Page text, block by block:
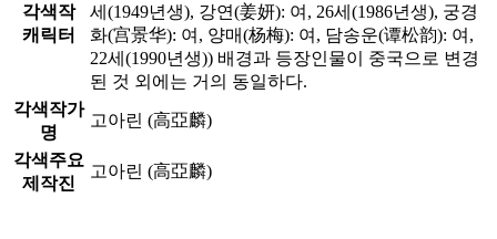
각색작
캐릭터
세(1949년생), 강연(姜妍): 여, 26세(1986년생), 궁경
화(宫景华): 여, 양매(杨梅): 여, 담송운(谭松韵): 여,
22세(1990년생)) 배경과 등장인물이 중국으로 변경
된 것 외에는 거의 동일하다.
각색작가
명
고아린 (高亞麟)
각색주요
제작진
고아린 (高亞麟)